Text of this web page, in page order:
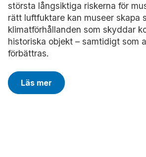
största långsiktiga riskerna för
rätt luftfuktare kan museer skapa
klimatförhållanden som skyddar
historiska objekt – samtidigt som
förbättras.
Läs mer